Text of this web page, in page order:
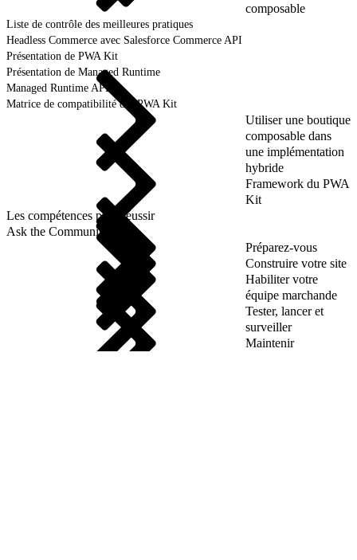
composable
Liste de contrôle des meilleures pratiques
Headless Commerce avec Salesforce Commerce API
Présentation de PWA Kit
Présentation de Managed Runtime
Managed Runtime API
Matrice de compatibilité des PWA Kit
Utiliser une boutique
composable dans
une implémentation
hybride
Framework du PWA
Kit
Les compétences pour réussir
Ask the Community
Préparez-vous
Construire votre site
Habiliter votre
équipe marchande
Tester, lancer et
surveiller
Maintenir